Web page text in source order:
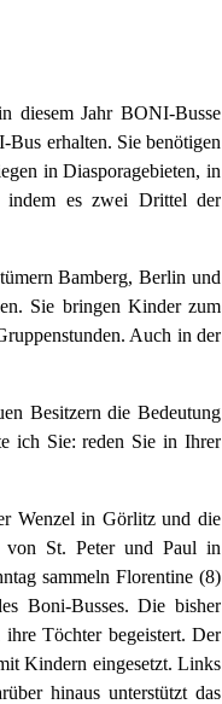
diesem Jahr BONI-Busse
erhalten. Sie benötigen
in Diasporagebieten, in
indem es zwei Drittel der
Bamberg, Berlin und
Sie bringen Kinder zum
Auch in der
Besitzern die Bedeutung
ich Sie: reden Sie in Ihrer
Wenzel in Görlitz und die
von St. Peter und Paul in
sammeln Florentine (8)
Boni-Busses. Die bisher
Töchter begeistert. Der
Kindern eingesetzt. Links
hinaus unterstützt das